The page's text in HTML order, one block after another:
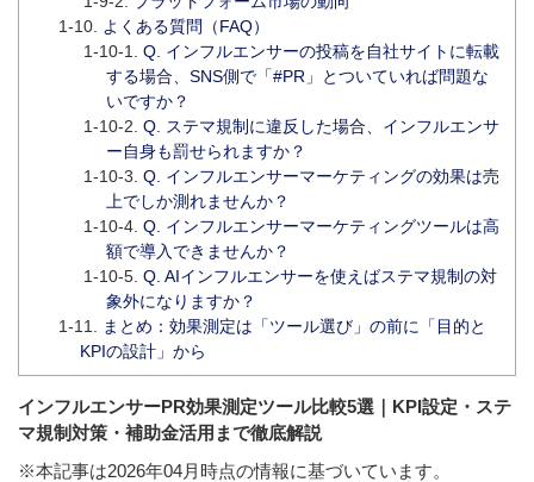
よくある質問（FAQ）
Q. インフルエンサーの投稿を自社サイトに転載
する場合、SNS側で「#PR」とついていれば問題な
いですか？
Q. ステマ規制に違反した場合、インフルエンサ
ー自身も罰せられますか？
Q. インフルエンサーマーケティングの効果は売
上でしか測れませんか？
Q. インフルエンサーマーケティングツールは高
額で導入できませんか？
Q. AIインフルエンサーを使えばステマ規制の対
象外になりますか？
まとめ：効果測定は「ツール選び」の前に「目的と
KPIの設計」から
インフルエンサーPR効果測定ツール比較5選｜KPI設定・ステ
マ規制対策・補助金活用まで徹底解説
※本記事は2026年04月時点の情報に基づいています。